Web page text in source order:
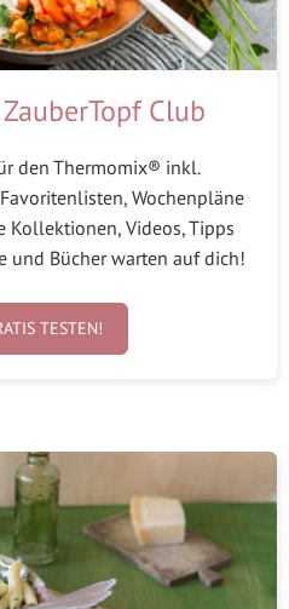
Club
den Thermomix® inkl.
Wochenpläne
Kollektionen, Videos, Tipps
und Bücher warten auf dich!
TESTEN!